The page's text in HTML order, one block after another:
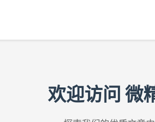
欢迎访问 微